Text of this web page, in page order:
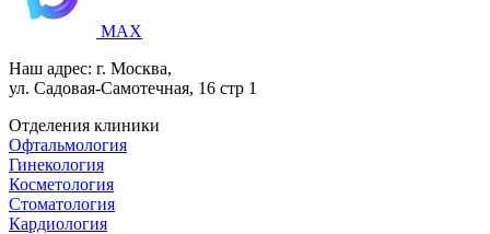
MAX
Наш адрес: г. Москва,
ул. Садовая-Самотечная, 16 стр 1
Отделения клиники
Офтальмология
Гинекология
Косметология
Стоматология
Кардиология